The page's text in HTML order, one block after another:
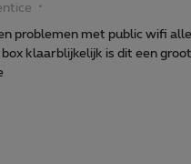
problemen met public wifi
klaarblijkelijk is dit een